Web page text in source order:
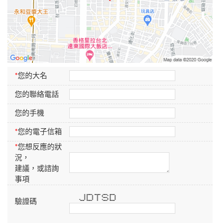
*您的大名
您的聯絡電話
您的手機
*您的電子信箱
*您想反應的狀
況，
建議，或諮詢
事項
驗證碼
* ****** ******* ***** ******
* * * * * * * *
* * * * * * *
* * * * ***** * *
* * * * * * *
* * * * * * * * *
***** ****** * ***** ******